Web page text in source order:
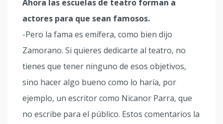
Ahora las escuelas de teatro forman a
actores para que sean famosos.
-Pero la fama es emífera, como bien dijo
Zamorano. Si quieres dedicarte al teatro, no
tienes que tener ninguno de esos objetivos,
sino hacer algo bueno como lo haría, por
ejemplo, un escritor como Nicanor Parra, que
no escribe para el público. Estos comentarios la